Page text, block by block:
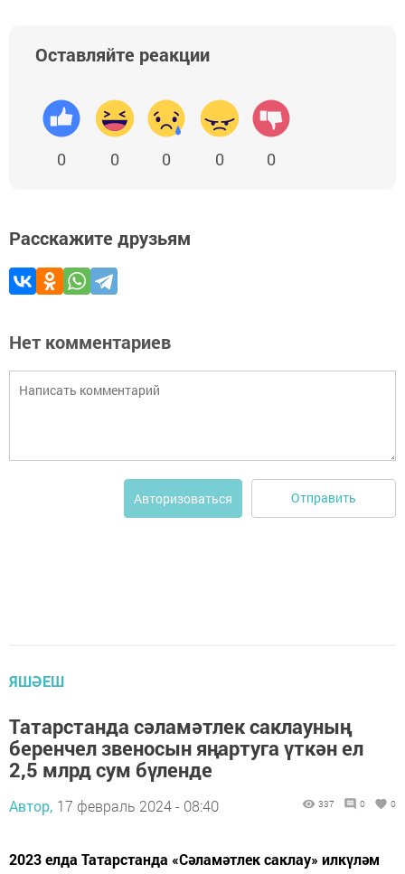
Оставляйте реакции
0 0 0 0 0
Расскажите друзьям
Нет комментариев
Авторизоваться Отправить
ЯШӘЕШ
Татарстанда сәламәтлек саклауның
беренчел звеносын яңартуга үткән ел
2,5 млрд сум бүленде
Автор, 17 февраль 2024 - 08:40 337 0 0
2023 елда Татарстанда «Сәламәтлек саклау» илкүләм